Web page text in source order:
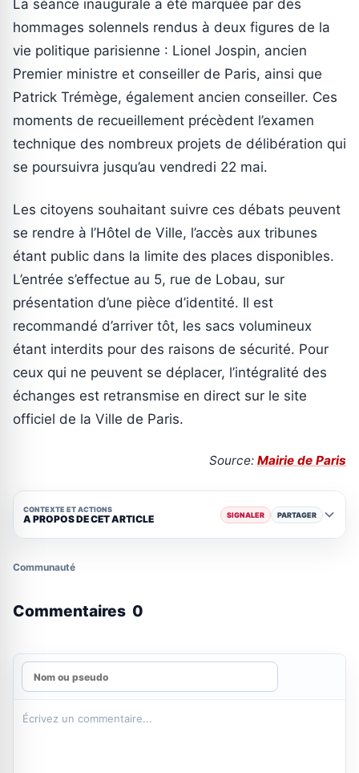
La séance inaugurale a été marquée par des
hommages solennels rendus à deux figures de la
vie politique parisienne : Lionel Jospin, ancien
Premier ministre et conseiller de Paris, ainsi que
Patrick Trémège, également ancien conseiller. Ces
moments de recueillement précèdent l’examen
technique des nombreux projets de délibération qui
se poursuivra jusqu’au vendredi 22 mai.
Les citoyens souhaitant suivre ces débats peuvent
se rendre à l’Hôtel de Ville, l’accès aux tribunes
étant public dans la limite des places disponibles.
L’entrée s’effectue au 5, rue de Lobau, sur
présentation d’une pièce d’identité. Il est
recommandé d’arriver tôt, les sacs volumineux
étant interdits pour des raisons de sécurité. Pour
ceux qui ne peuvent se déplacer, l’intégralité des
échanges est retransmise en direct sur le site
officiel de la Ville de Paris.
Source: Mairie de Paris
CONTEXTE ET ACTIONS
A PROPOS DE CET ARTICLE SIGNALER PARTAGER
Communauté
Commentaires 0